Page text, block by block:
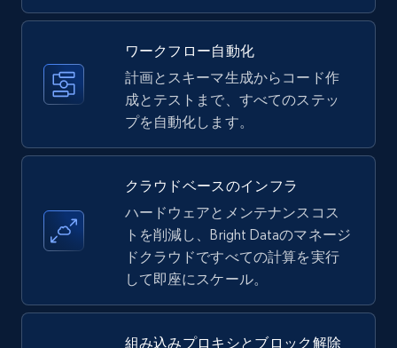
Title, Seller name, Brand, Description, Initial
35.2K+ 5.7K+ 無料トライアル
LinkedIn company information
ID, Name, Country code, Locations, Followers,
Employees in linkedin, About, Specialties, and
33.5K+ 3.5K+ 無料トライアル
ワークフロー自動化
計画とスキーマ生成からコード作
成とテストまで、すべてのステッ
プを自動化します。
クラウドベースのインフラ
ハードウェアとメンテナンスコス
トを削減し、Bright Dataのマネージ
ドクラウドですべての計算を実行
して即座にスケール。
組み込みプロキシとブロック解除